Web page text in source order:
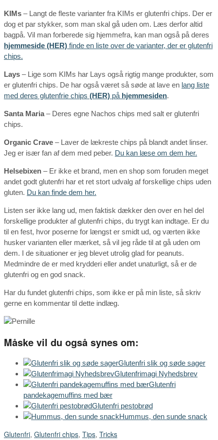
KIMs – Langt de fleste varianter fra KIMs er glutenfri chips. Der er
dog et par stykker, som man skal gå uden om. Læs derfor altid
bagpå. Vil man forberede sig hjemmefra, kan man også på deres
hjemmeside (HER) finde en liste over de varianter, der er glutenfri
chips.
Lays – Lige som KIMs har Lays også rigtig mange produkter, som
er glutenfri chips. De har også været så søde at lave en lang liste
med deres glutenfrie chips (HER) på hjemmesiden.
Santa Maria– Deres egne Nachos chips med salt er glutenfri
chips.
Organic Crave – Laver de lækreste chips på blandt andet linser.
Jeg er især fan af dem med peber. Du kan læse om dem her.
Helsebixen – Er ikke et brand, men en shop som foruden meget
andet godt glutenfri har et ret stort udvalg af forskellige chips uden
gluten. Du kan finde dem her.
Listen ser ikke lang ud, men faktisk dækker den over en hel del
forskellige produkter af glutenfri chips, du trygt kan indtage. Er du
til en fest, hvor poserne for længst er smidt ud, og værten ikke
husker varianten eller mærket, så vil jeg råde til at gå uden om
dem. I de situationer er jeg blevet utrolig glad for peanuts.
Medmindre de er med krydderi eller andet unaturligt, så er de
glutenfri og en god snack.
Har du fundet glutenfri chips, som ikke er på min liste, så skriv
gerne en kommentar til dette indlæg.
Måske vil du også synes om:
Glutenfri slik og søde sager
Glutenfrimagi Nyhedsbrev
Glutenfri
pandekagemuffins med bær
Glutenfri pestobrød
Hummus, den sunde snack
Glutenfri, Glutenfri chips, Tips, Tricks